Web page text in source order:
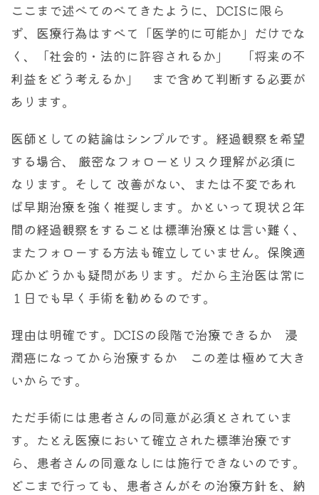
ここまで述べてのべてきたように、DCISに限ら
ず、医療行為はすべて「医学的に可能か」だけでな
く、「社会的・法的に許容されるか」 「将来の不
利益をどう考えるか」 まで含めて判断する必要が
あります。
医師としての結論はシンプルです。経過観察を希望
する場合、 厳密なフォローとリスク理解が必須に
なります。そして 改善がない、または不変であれ
ば早期治療を強く推奨します。かといって現状２年
間の経過観察をすることは標準治療とは言い難く、
またフォローする方法も確立していません。保険適
応かどうかも疑問があります。だから主治医は常に
１日でも早く手術を勧めるのです。
理由は明確です。DCISの段階で治療できるか 浸
潤癌になってから治療するか この差は極めて大き
いからです。
ただ手術には患者さんの同意が必須とされていま
す。たとえ医療において確立された標準治療です
ら、患者さんの同意なしには施行できないのです。
どこまで行っても、患者さんがその治療方針を、納